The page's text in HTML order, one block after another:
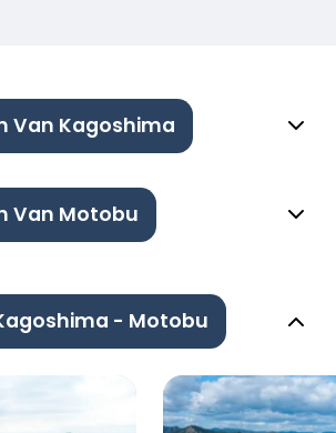
Van Kagoshima
Van Motobu
- Motobu